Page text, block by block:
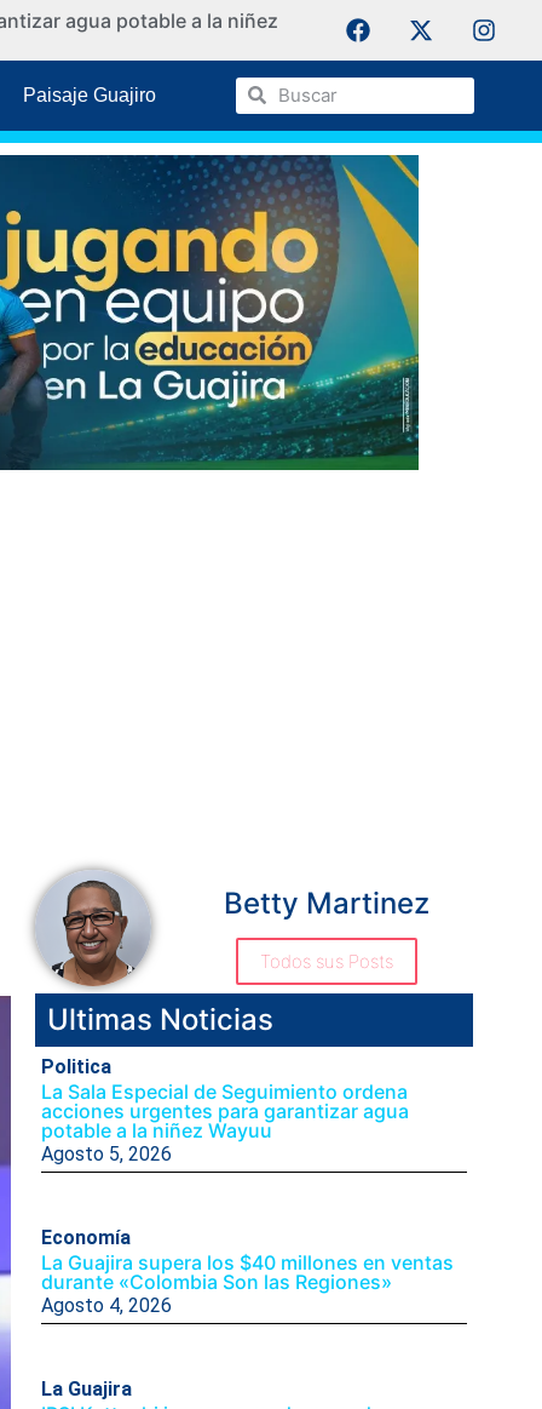
agua potable a la niñez La
Paisaje Guajiro
Betty Martinez
Todos sus Posts
Ultimas Noticias
Politica
La Sala Especial de Seguimiento ordena
acciones urgentes para garantizar agua
potable a la niñez Wayuu
Agosto 5, 2026
Economía
La Guajira supera los $40 millones en ventas
durante «Colombia Son las Regiones»
Agosto 4, 2026
La Guajira